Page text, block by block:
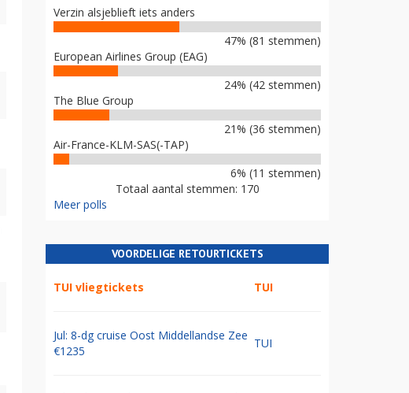
Verzin alsjeblieft iets anders
47% (81 stemmen)
European Airlines Group (EAG)
24% (42 stemmen)
The Blue Group
21% (36 stemmen)
Air-France-KLM-SAS(-TAP)
6% (11 stemmen)
Totaal aantal stemmen: 170
Meer polls
VOORDELIGE RETOURTICKETS
TUI vliegtickets TUI
Jul: 8-dg cruise Oost Middellandse Zee
€1235
TUI